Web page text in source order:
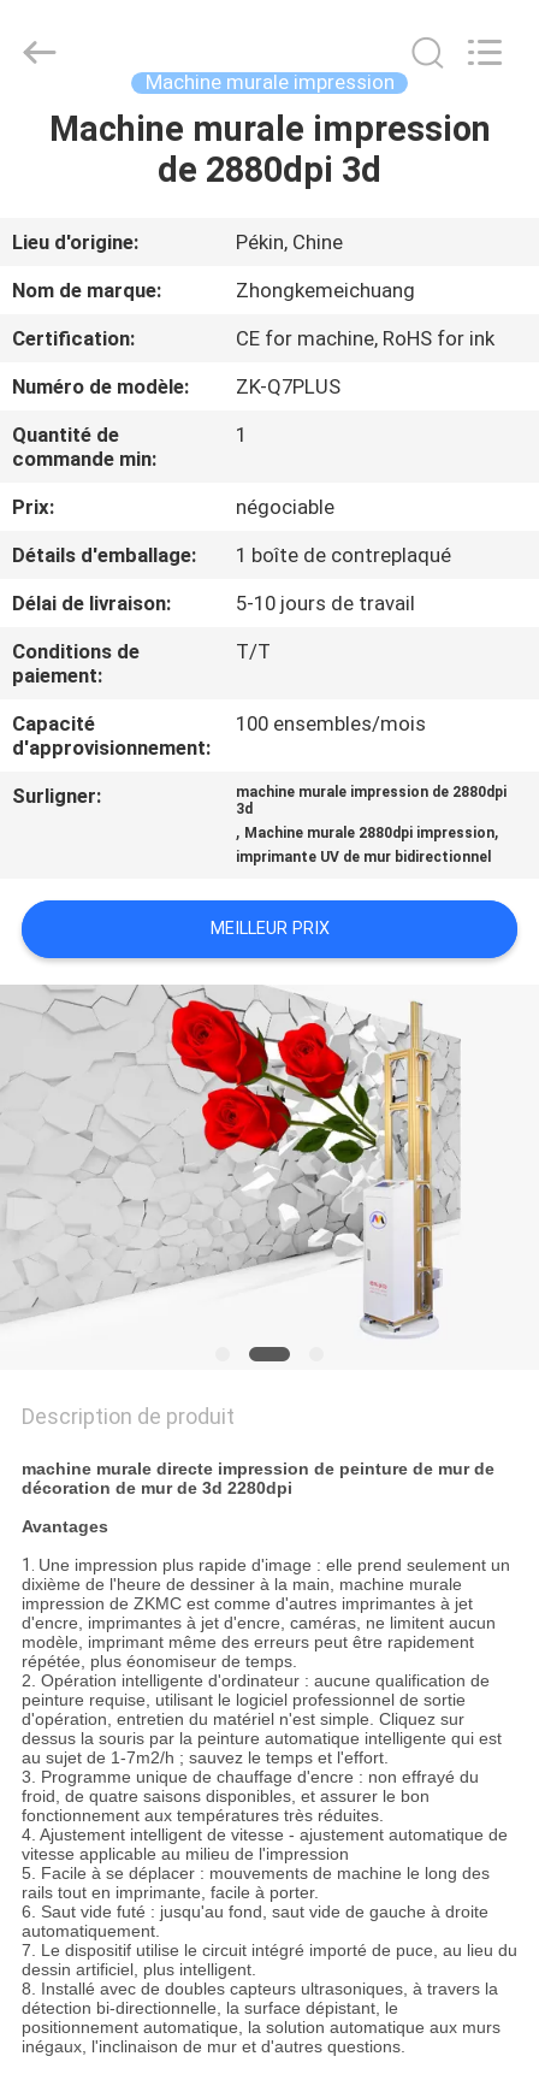
MAISON
AU
SUJET
NOUS
D'USINE
CONTRÔLE
DE
QUALITÉ
CONTACTEZ-
NOUS
CAS
DEMANDEZ
UNE
CITATION
PLAN
DU
SITE
And
Technology
Machine murale impression
Machine murale impression
de 2880dpi 3d
Lieu d'origine:
Pékin, Chine
Nom de marque:
Zhongkemeichuang
Certification:
CE for machine, RoHS for ink
Numéro de modèle:
ZK-Q7PLUS
Quantité de
commande min:
1
Prix:
négociable
Détails d'emballage:
1 boîte de contreplaqué
Délai de livraison:
5-10 jours de travail
Conditions de
paiement:
T/T
Capacité
d'approvisionnement:
100 ensembles/mois
Surligner:
machine murale impression de 2880dpi
3d
, Machine murale 2880dpi impression,
imprimante UV de mur bidirectionnel
MEILLEUR PRIX
Description de produit
machine murale directe impression de peinture de mur de
décoration de mur de 3d 2280dpi
Avantages
1. Une impression plus rapide d'image : elle prend seulement un
dixième de l'heure de dessiner à la main, machine murale
impression de ZKMC est comme d'autres imprimantes à jet
d'encre, imprimantes à jet d'encre, caméras, ne limitent aucun
modèle, imprimant même des erreurs peut être rapidement
répétée, plus éonomiseur de temps.
2. Opération intelligente d'ordinateur : aucune qualification de
peinture requise, utilisant le logiciel professionnel de sortie
d'opération, entretien du matériel n'est simple. Cliquez sur
dessus la souris par la peinture automatique intelligente qui est
au sujet de 1-7m2/h ; sauvez le temps et l'effort.
3. Programme unique de chauffage d'encre : non effrayé du
froid, de quatre saisons disponibles, et assurer le bon
fonctionnement aux températures très réduites.
4. Ajustement intelligent de vitesse - ajustement automatique de
vitesse applicable au milieu de l'impression
5. Facile à se déplacer : mouvements de machine le long des
rails tout en imprimante, facile à porter.
6. Saut vide futé : jusqu'au fond, saut vide de gauche à droite
automatiquement.
7. Le dispositif utilise le circuit intégré importé de puce, au lieu du
dessin artificiel, plus intelligent.
8. Installé avec de doubles capteurs ultrasoniques, à travers la
détection bi-directionnelle, la surface dépistant, le
positionnement automatique, la solution automatique aux murs
inégaux, l'inclinaison de mur et d'autres questions.